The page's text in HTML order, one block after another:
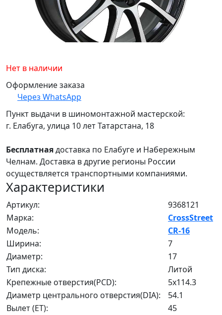
Нет в наличии
Оформление заказа
Через WhatsApp
Пункт выдачи в шиномонтажной мастерской:
г. Елабуга, улица 10 лет Татарстана, 18
Бесплатнаядоставка по Елабуге и Набережным
Челнам. Доставка в другие регионы России
осуществляется транспортными компаниями.
Характеристики
Артикул:
9368121
Марка:
CrossStreet
Модель:
CR-16
Ширина:
7
Диаметр:
17
Тип диска:
Литой
Крепежные отверстия(PCD):
5x114.3
Диаметр центрального отверстия(DIA):
54.1
Вылет (ET):
45